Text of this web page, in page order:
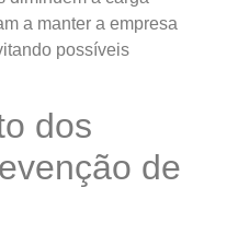
a manter a empresa
possíveis
dos
de